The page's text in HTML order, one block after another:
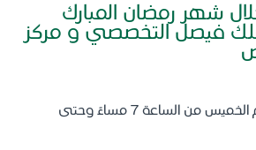
خلال شهر رمضان المبارك
فيصل التخصصي و مركز
من يوم الأحد إلى يوم الخميس من الساعة 7 مساءً وحتى